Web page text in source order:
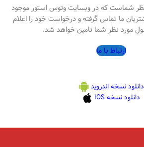
نظر شماست که در وبسایت وتوس استور موجود
ما تماس گرفته و درخواست خود را اعلام
مورد نظر شما تامین خواهد شد.
ارتباط با ما
دانلود نسخه اندروید
دانلود نسخه IOS